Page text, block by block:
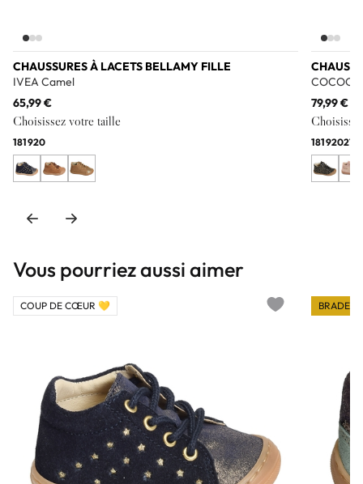
CHAUSSURES À LACETS BELLAMY FILLE
IVEA Camel
65,99 €
Choisissez votre taille
181920
79,99 €
18192021
Vous pourriez aussi aimer
COUP DE CŒUR 💛